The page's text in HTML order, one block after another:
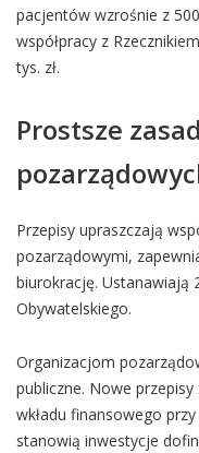
pacjentów wzrośnie z
współpracy z
tys. zł.
Prostsze
Przepisy upraszczają
pozarządowymi,
biurokrację. Ustanawiają
Obywatelskiego.
Organizacjom
publiczne. Nowe
wkładu finansowego
stanowią inwestycje